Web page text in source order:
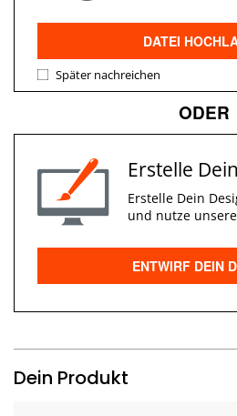
DATEI
Später nachreichen
ODER
Erstelle
Erstelle Dein
und nutze
ENTWIRF DEIN
Dein Produkt